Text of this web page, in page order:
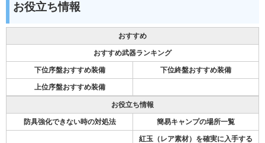
お役立ち情報
おすすめ
おすすめ武器ランキング
下位序盤おすすめ装備 下位終盤おすすめ装備
上位序盤おすすめ装備
お役立ち情報
防具強化できない時の対処法 簡易キャンプの場所一覧
紅玉（レア素材）を確実に入手する